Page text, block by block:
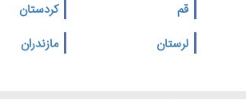
قم کردستان
لرستان مازندران